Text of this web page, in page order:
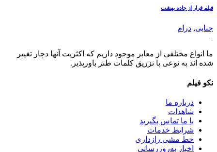
فیلم فرار از جاده بهشت
جنایی, درام
ما انواع مختلفی از معابر موجود داریم که اکثریت آنها دچار تغییر
شده اند به نوعی با تزریق کلمات طنز باورپذیر.
نکو فیلم
درباره ما
شاهدات
با ما تماس بگیرید
شرایط خدمات
خط مشی رازداری
اخبار به‌روزرسانی